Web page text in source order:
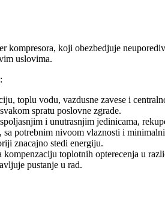
koji obezbedjuje
uslovima.
toplu vodu, vazdusne zavese i
spratu poslovne zgrade.
i unutrasnjim jedinicama,
sa potrebnim nivoom vlaznosti i
znacajno stedi energiju.
toplotnih opterecenja u
pustanje u rad.